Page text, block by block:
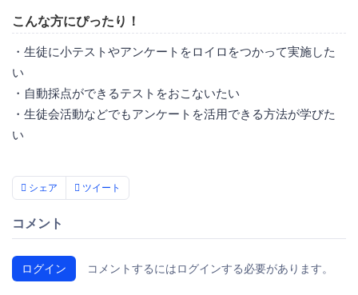
こんな方にぴったり！
・生徒に小テストやアンケートをロイロをつかって実施した
い
・自動採点ができるテストをおこないたい
・生徒会活動などでもアンケートを活用できる方法が学びた
い
シェア ツイート
コメント
ログイン コメントするにはログインする必要があります。